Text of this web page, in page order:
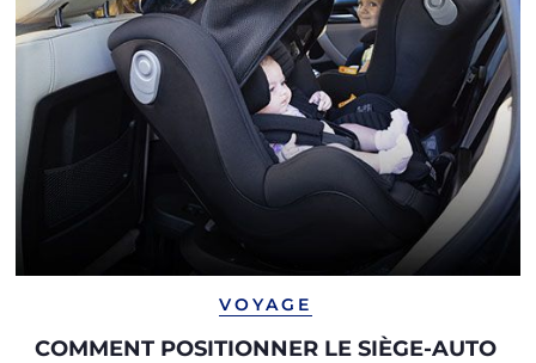
VOYAGE
COMMENT POSITIONNER LE SIÈGE-AUTO